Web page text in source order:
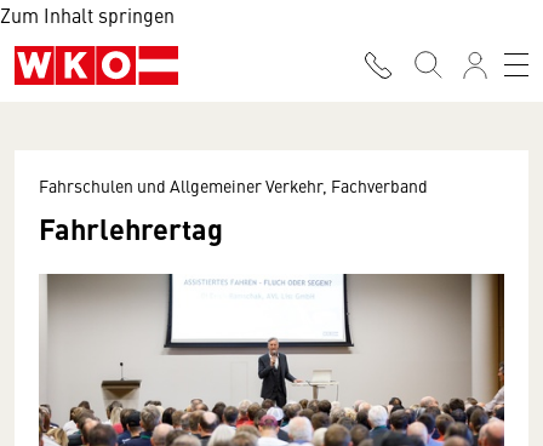
Zum Inhalt springen
Fahrschulen und Allgemeiner Verkehr, Fachverband
Fahrlehrertag